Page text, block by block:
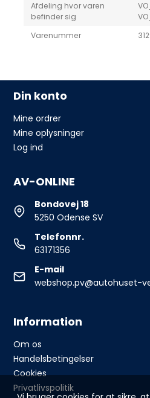
Afdeling hvor varen
befinder sig
Varenummer
Din konto
Mine ordrer
Mine oplysninger
Log ind
AV-ONLINE
Bondovej 18
5250 Odense SV
Telefonnr.
63171356
E-mail
webshop.pv@autohuset-
Information
Om os
Handelsbetingelser
Cookies
Privatlivspolitik